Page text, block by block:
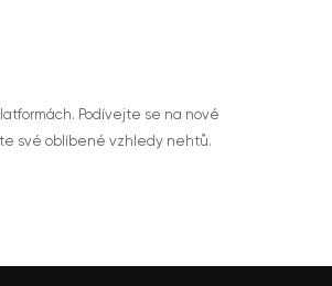
Podívejte se na nové
své oblíbené vzhledy nehtů.